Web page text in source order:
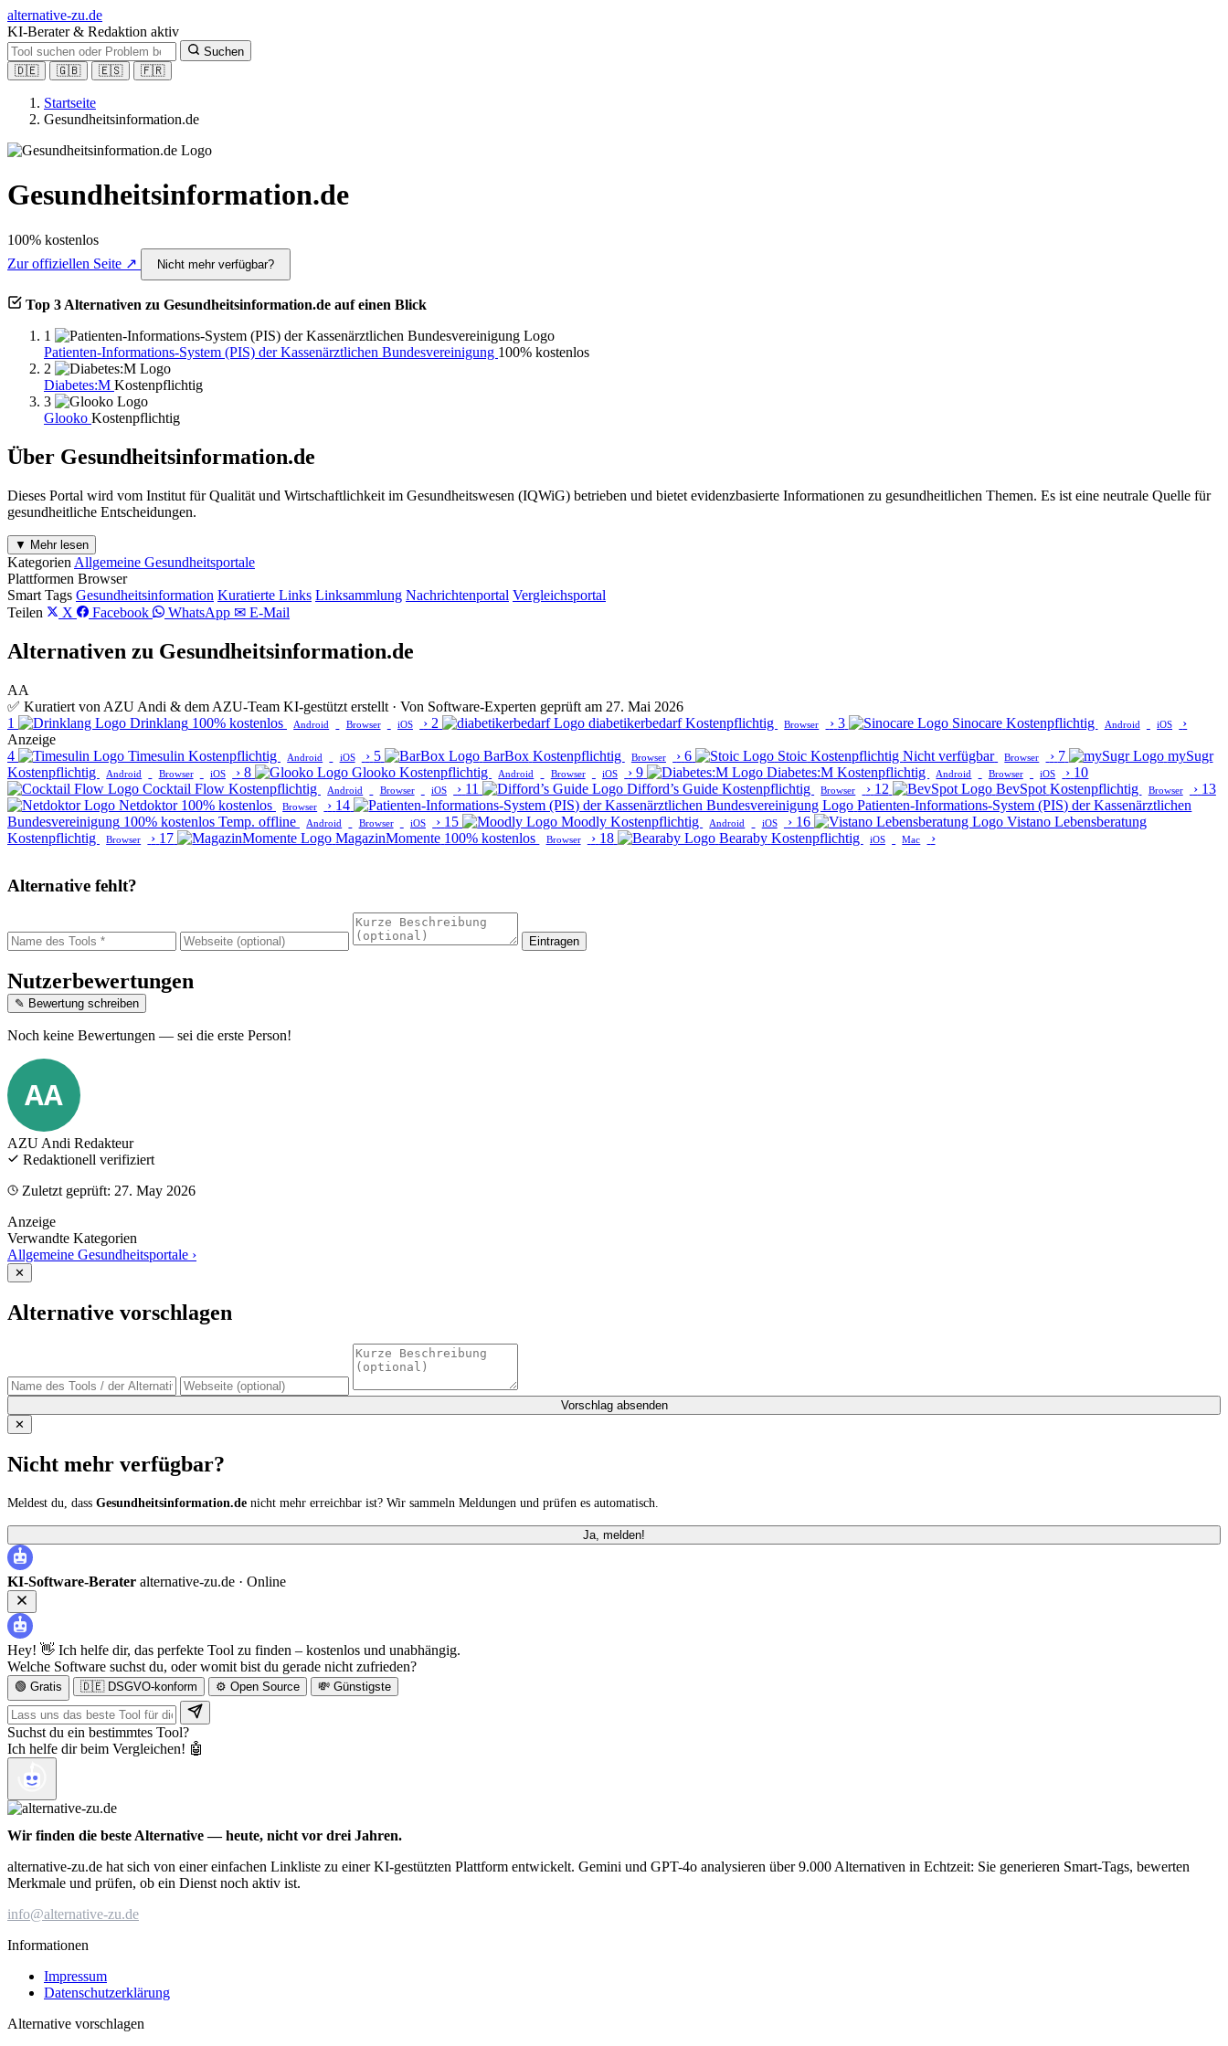
alternative-zu.de
KI-Berater & Redaktion aktiv
Suchen
🇩🇪
🇬🇧 🇪🇸 🇫🇷
Startseite
Gesundheitsinformation.de
Gesundheitsinformation.de
100% kostenlos
Zur offiziellen Seite ↗
Nicht mehr verfügbar?
Top 3 Alternativen zu Gesundheitsinformation.de auf einen Blick
1
Patienten-Informations-System (PIS) der Kassenärztlichen Bundesvereinigung 100% kostenlos
2
Diabetes:M Kostenpflichtig
3
Glooko Kostenpflichtig
Über Gesundheitsinformation.de
Dieses Portal wird vom Institut für Qualität und Wirtschaftlichkeit im Gesundheitswesen (IQWiG) betrieben und bietet evidenzbasierte Informationen zu gesundheitlichen Themen. Es ist eine neutrale Quelle für
gesundheitliche Entscheidungen.
▼ Mehr lesen
Kategorien Allgemeine Gesundheitsportale
Plattformen Browser
Smart Tags Gesundheitsinformation Kuratierte Links Linksammlung Nachrichtenportal Vergleichsportal
Teilen
X Facebook WhatsApp ✉ E-Mail
Alternativen zu Gesundheitsinformation.de
AA
✅ Kuratiert von AZU Andi & dem AZU-Team KI-gestützt erstellt · Von Software-Experten geprüft am 27. Mai 2026
1
Drinklang 100% kostenlos Android Browser iOS › 2 diabetikerbedarf Kostenpflichtig Browser › 3 Sinocare Kostenpflichtig Android iOS
›
Anzeige
4
Timesulin Kostenpflichtig Android iOS › 5 BarBox Kostenpflichtig Browser › 6 Stoic KostenpflichtigNicht verfügbar Browser › 7
mySugr
Kostenpflichtig
Android Browser iOS › 8 Glooko Kostenpflichtig Android Browser iOS › 9 Diabetes:M Kostenpflichtig Android Browser iOS › 10
Cocktail Flow Kostenpflichtig Android Browser iOS › 11 Difford’s Guide Kostenpflichtig Browser › 12 BevSpot Kostenpflichtig Browser › 13
Netdoktor 100% kostenlos Browser › 14
Patienten-Informations-System (PIS) der Kassenärztlichen
Bundesvereinigung 100% kostenlos Temp. offline Android Browser iOS › 15 Moodly Kostenpflichtig Android iOS › 16
Vistano Lebensberatung
Kostenpflichtig
Browser › 17 MagazinMomente 100% kostenlos Browser › 18 Bearaby Kostenpflichtig iOS Mac ›
Alternative fehlt?
Eintragen
Nutzerbewertungen
✎ Bewertung schreiben
Noch keine Bewertungen — sei die erste Person!
AA
AZU Andi Redakteur
Redaktionell verifiziert
Zuletzt geprüft: 27. May 2026
Anzeige
Verwandte Kategorien
Allgemeine Gesundheitsportale ›
✕
Alternative vorschlagen
Vorschlag absenden
✕
Nicht mehr verfügbar?
Meldest du, dass Gesundheitsinformation.de nicht mehr erreichbar ist? Wir sammeln Meldungen und prüfen es automatisch.
Ja, melden!
KI-Software-Berater alternative-zu.de · Online
Hey! 👋 Ich helfe dir, das perfekte Tool zu finden – kostenlos und unabhängig.
Welche Software suchst du, oder womit bist du gerade nicht zufrieden?
🟢 Gratis 🇩🇪 DSGVO-konform ⚙️ Open Source 💸 Günstigste
Suchst du ein bestimmtes Tool?
Ich helfe dir beim Vergleichen! 🤖
Wir finden die beste Alternative — heute, nicht vor drei Jahren.
alternative-zu.de hat sich von einer einfachen Linkliste zu einer KI-gestützten Plattform entwickelt. Gemini und GPT-4o analysieren über 9.000 Alternativen in Echtzeit: Sie generieren Smart-Tags, bewerten
Merkmale und prüfen, ob ein Dienst noch aktiv ist.
info@alternative-zu.de
Informationen
Impressum
Datenschutzerklärung
Alternative vorschlagen